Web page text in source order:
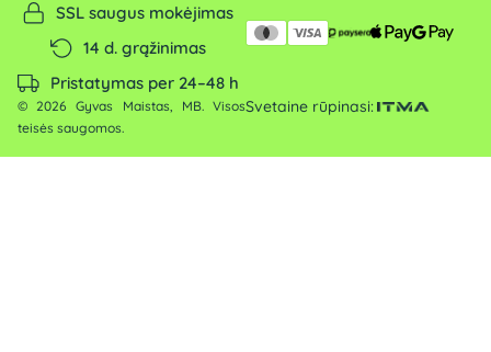
SSL saugus mokėjimas
14 d. grąžinimas
Pristatymas per 24–48 h
© 2026 Gyvas Maistas, MB. Visos
teisės saugomos.
Svetaine rūpinasi: